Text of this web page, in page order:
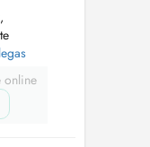
online